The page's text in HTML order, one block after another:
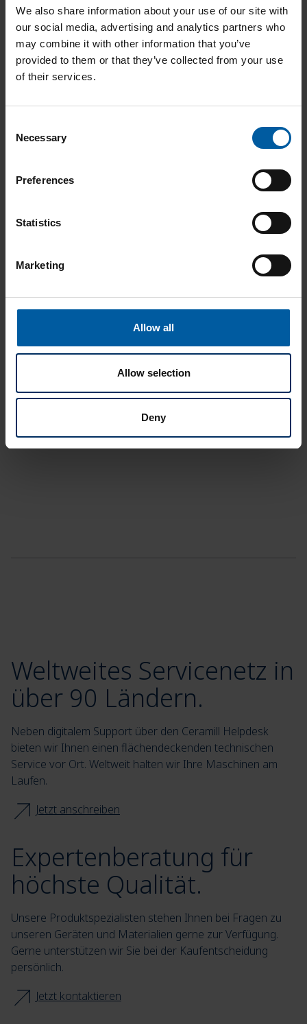
We also share information about your use of our site with
our social media, advertising and analytics partners who
may combine it with other information that you’ve
provided to them or that they’ve collected from your use
of their services.
Selection
Necessary
Preferences
Statistics
Marketing
Allow all
Allow selection
Deny
Ceramill Wax
Ultaire AKP Dentivera
Weltweites Servicenetz in
über 90 Ländern.
Neben digitalem Support über den Ceramill Helpdesk
bieten wir Ihnen einen flächendeckenden technischen
Service vor Ort. Weltweit halten wir Ihre Maschinen am
Laufen.
Jetzt anschreiben
Expertenberatung für
höchste Qualität.
Unsere Produktspezialisten stehen Ihnen bei Fragen zu
unseren Geräten und Materialien gerne zur Verfügung.
Gerne unterstützen wir Sie bei der Kaufentscheidung
persönlich.
Jetzt kontaktieren